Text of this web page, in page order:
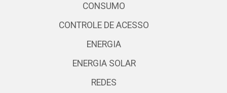
CONSUMO
CONTROLE DE ACESSO
ENERGIA
ENERGIA SOLAR
REDES